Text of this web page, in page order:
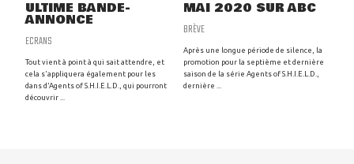
ULTIME BANDE-
ANNONCE
ECRANS
Tout vient à point à qui sait attendre, et
cela s'appliquera également pour les
dans d'Agents of S.H.I.E.L.D., qui pourront
découvrir ...
MAI 2020 SUR ABC
BRÈVE
Après une longue période de silence, la
promotion pour la septième et dernière
saison de la série Agents of S.H.I.E.L.D.,
dernière ...